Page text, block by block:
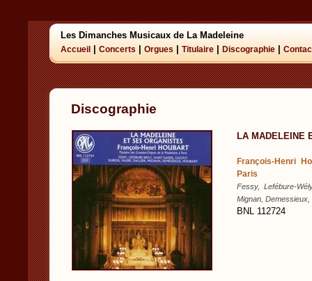
Les Dimanches Musicaux de La Madeleine
Accueil Concerts Orgues Titulaire Discographie
Discographie
LA MADELEINE
François-Henri
Paris
Fessy, Lefébure-
Mignan, Demessieux,
BNL 112724